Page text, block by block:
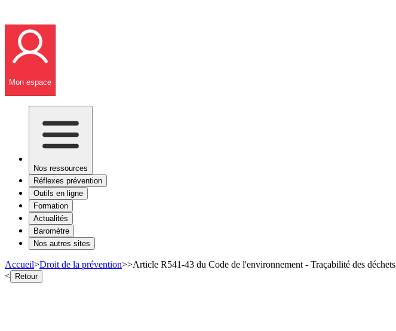
Mon espace
Nos ressources
Réflexes prévention
Outils en ligne
Formation
Actualités
Baromètre
Nos autres sites
Accueil>Droit de la prévention>>Article R541-43 du Code de l'environnement - Traçabilité des déchets
< Retour